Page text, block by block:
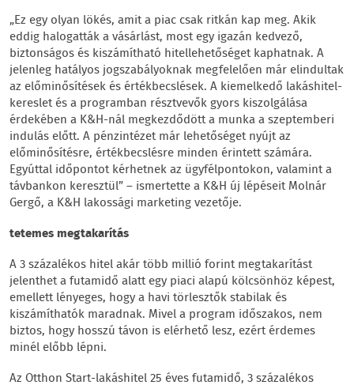
„Ez egy olyan lökés, amit a piac csak ritkán kap meg. Akik
eddig halogatták a vásárlást, most egy igazán kedvező,
biztonságos és kiszámítható hitellehetőséget kaphatnak. A
jelenleg hatályos jogszabályoknak megfelelően már elindultak
az előminősítések és értékbecslések. A kiemelkedő lakáshitel-
kereslet és a programban résztvevők gyors kiszolgálása
érdekében a K&H-nál megkezdődött a munka a szeptemberi
indulás előtt. A pénzintézet már lehetőséget nyújt az
előminősítésre, értékbecslésre minden érintett számára.
Egyúttal időpontot kérhetnek az ügyfélpontokon, valamint a
távbankon keresztül” – ismertette a K&H új lépéseit Molnár
Gergő, a K&H lakossági marketing vezetője.
tetemes megtakarítás
A 3 százalékos hitel akár több millió forint megtakarítást
jelenthet a futamidő alatt egy piaci alapú kölcsönhöz képest,
emellett lényeges, hogy a havi törlesztők stabilak és
kiszámíthatók maradnak. Mivel a program időszakos, nem
biztos, hogy hosszú távon is elérhető lesz, ezért érdemes
minél előbb lépni.
Az Otthon Start-lakáshitel 25 éves futamidő, 3 százalékos